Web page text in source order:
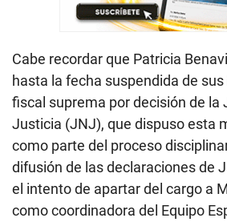
Cabe recordar que Patricia
hasta la fecha suspendida de
fiscal suprema por decisión de la
Justicia (JNJ), que dispuso esta
como parte del proceso
difusión de las declaraciones de
el intento de apartar del cargo a
como coordinadora del Equipo